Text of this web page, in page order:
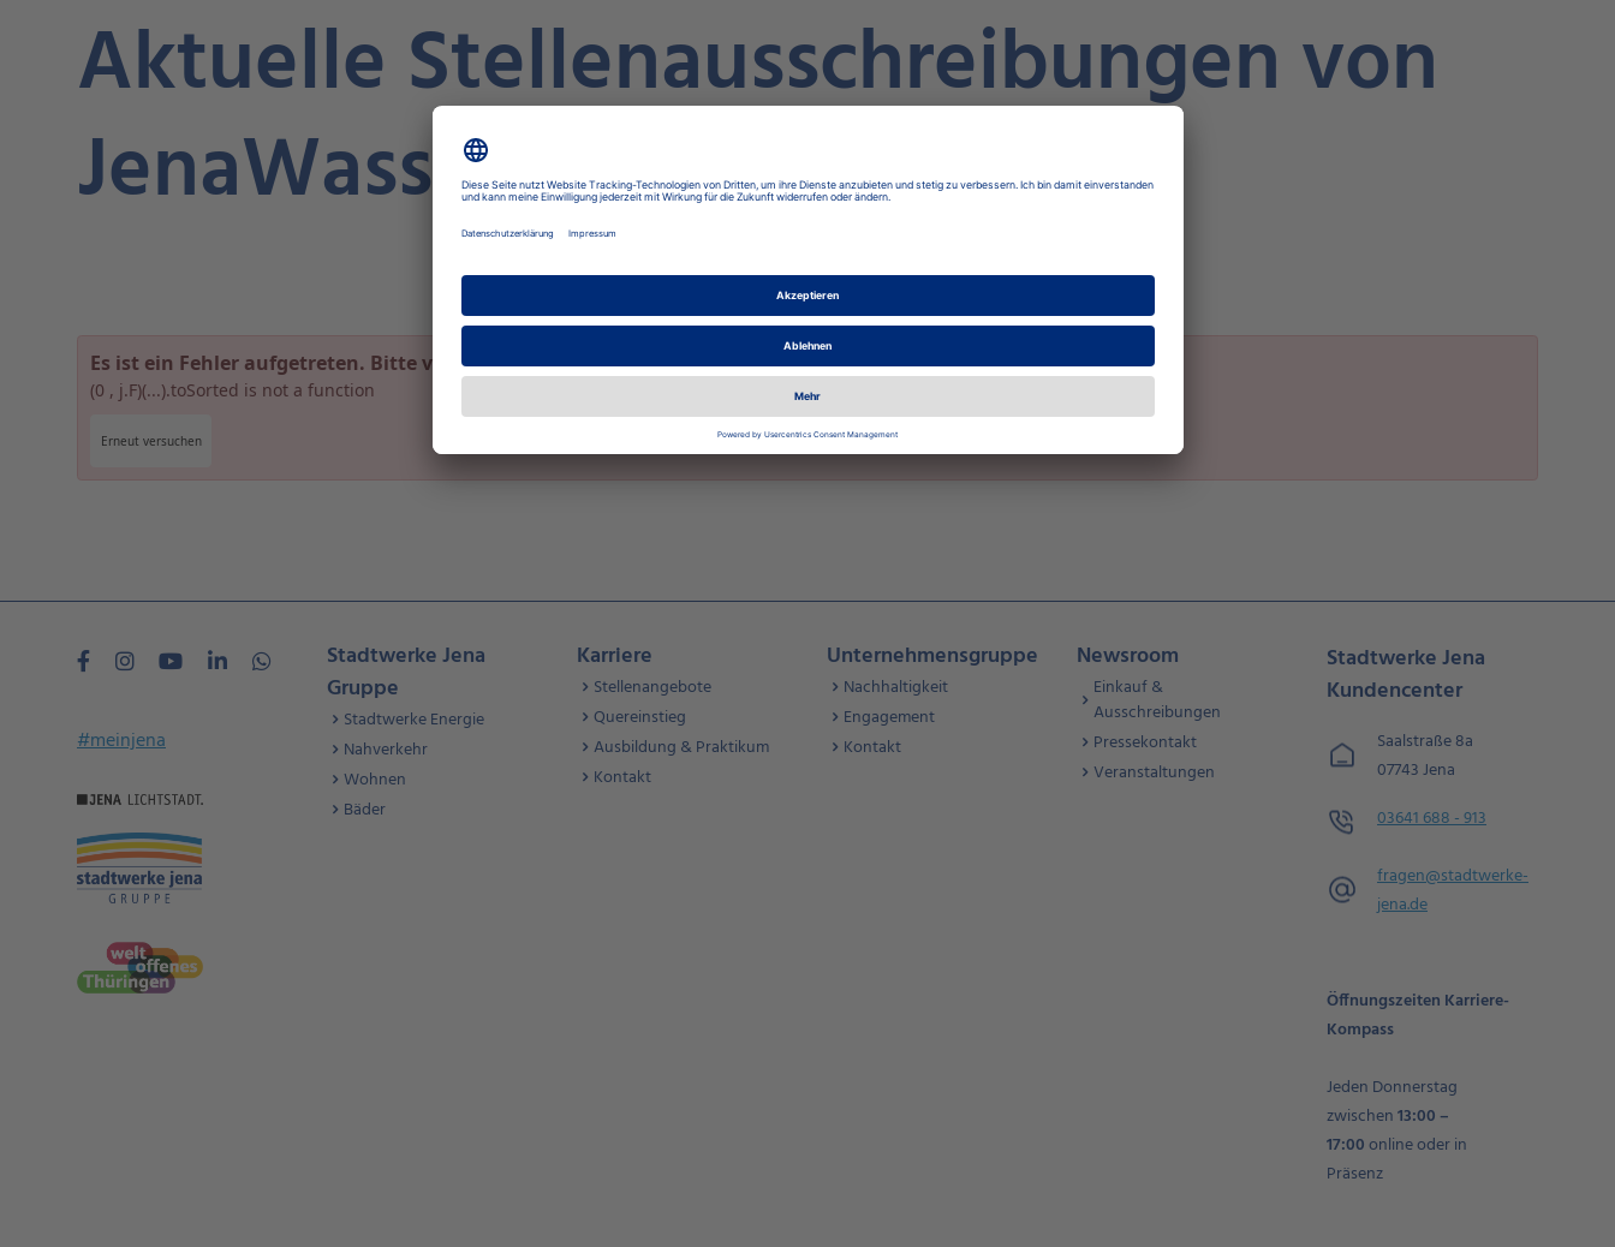
Aktuelle Stellenausschreibungen von
JenaWasser
Es ist ein Fehler aufgetreten. Bitte versuche es erneut.
(0 , j.F)(...).toSorted is not a function
Erneut versuchen
#meinjena
Stadtwerke Jena
Gruppe
Stadtwerke Energie
Nahverkehr
Wohnen
Bäder
Karriere
Stellenangebote
Quereinstieg
Ausbildung & Praktikum
Kontakt
Unternehmensgruppe
Nachhaltigkeit
Engagement
Kontakt
Newsroom
Einkauf &
Ausschreibungen
Pressekontakt
Veranstaltungen
Stadtwerke Jena
Kundencenter
Saalstraße 8a
07743 Jena
03641 688 - 913
fragen@stadtwerke-
jena.de
Öffnungszeiten Karriere-
Kompass
Jeden Donnerstag
zwischen13:00 –
17:00online oder in
Präsenz